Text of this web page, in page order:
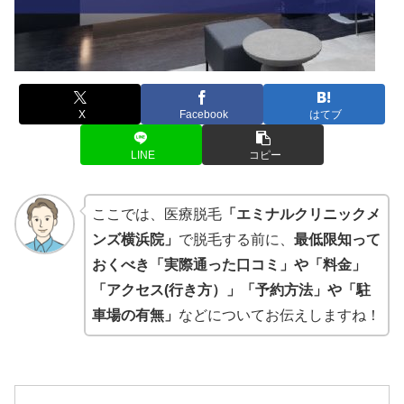
X Facebook はてブ
LINE コピー
ここでは、医療脱毛「エミナルクリニックメ
ンズ横浜院」 で脱毛する前に、 最低限知って
おくべき「実際通った口コミ」や「料金」
「アクセス(行き方）」「予約方法」や「駐
車場の有無」 などについてお伝えしますね！